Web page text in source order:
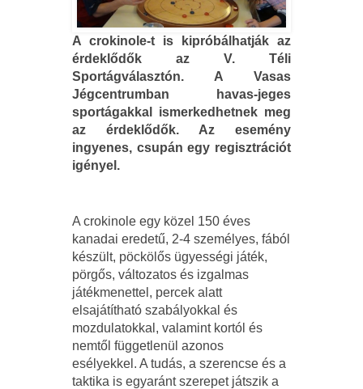
A crokinole-t is kipróbálhatják az
érdeklődők az V. Téli
Sportágválasztón. A Vasas
Jégcentrumban havas-jeges
sportágakkal ismerkedhetnek meg
az érdeklődők. Az esemény
ingyenes, csupán egy regisztrációt
igényel.
A crokinole egy közel 150 éves
kanadai eredetű, 2-4 személyes, fából
készült, pöckölős ügyességi játék,
pörgős, változatos és izgalmas
játékmenettel, percek alatt
elsajátítható szabályokkal és
mozdulatokkal, valamint kortól és
nemtől függetlenül azonos
esélyekkel. A tudás, a szerencse és a
taktika is egyaránt szerepet játszik a